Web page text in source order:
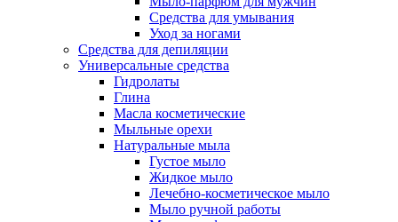
Средства для умывания
Уход за ногами
Средства для депиляции
Универсальные средства
Гидролаты
Глина
Масла косметические
Мыльные орехи
Натуральные мыла
Густое мыло
Жидкое мыло
Лечебно-косметическое мыло
Мыло ручной работы